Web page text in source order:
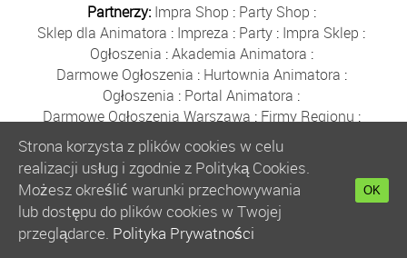
Partnerzy: Impra Shop : Party Shop :
Sklep dla Animatora : Impreza : Party : Impra Sklep :
Ogłoszenia :Akademia Animatora :
Darmowe Ogłoszenia : Hurtownia Animatora :
Ogłoszenia : Portal Animatora :
Darmowe Ogłoszenia Warszawa : Firmy Regionu :
Płyn do Baniek:Solidne Firmy Ogłoszenia
Kurs Animatora:Solidna Firma:Bezpłatne Ogłoszenia
Animator Czasu Wolnego:
Bezpłatne Ogłoszenia Warszawa:sklep animatora:
Bańki Mydlane:Bezpłatne Ogłoszenia
Szkolenie Animatorów:Kurs Animatora
Strona korzysta z plików cookies w celu
realizacji usług i zgodnie z Polityką Cookies.
Możesz określić warunki przechowywania
lub dostępu do plików cookies w Twojej
przeglądarce. Polityka Prywatności
OK